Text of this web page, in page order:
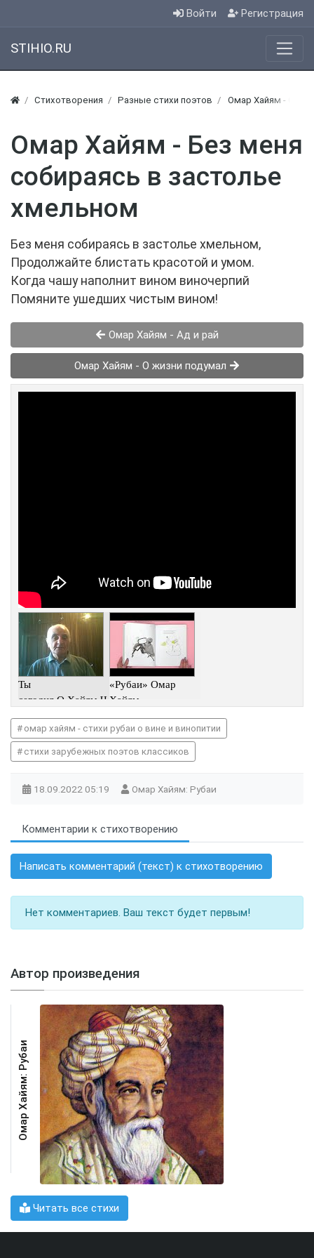
Войти Регистрация
STIHIO.RU
Стихотворения Разные стихи поэтов Омар Хайям -
Омар Хайям - Без меня
собираясь в застолье
хмельном
Без меня собираясь в застолье хмельном,
Продолжайте блистать красотой и умом.
Когда чашу наполнит вином виночерпий
Помяните ушедших чистым вином!
Омар Хайям - Ад и рай
Омар Хайям - О жизни подумал
Ты
сегодня.О.Хайям.Ч
Будагян.
«Рубаи» Омар
Хайям
омар хайям - стихи рубаи о вине и винопитии
стихи зарубежных поэтов классиков
18.09.2022 05:19 Омар Хайям: Рубаи
Комментарии к стихотворению
Написать комментарий (текст) к стихотворению
Нет комментариев. Ваш текст будет первым!
Автор произведения
Омар Хайям: Рубаи
Читать все стихи